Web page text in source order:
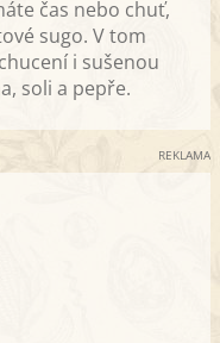
čas nebo chuť,
sugo. V tom
i sušenou
soli a pepře.
REKLAMA